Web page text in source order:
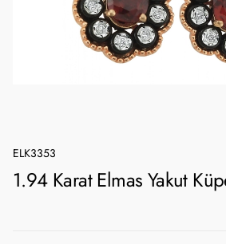
ELK3353
1.94 Karat Elmas Yakut